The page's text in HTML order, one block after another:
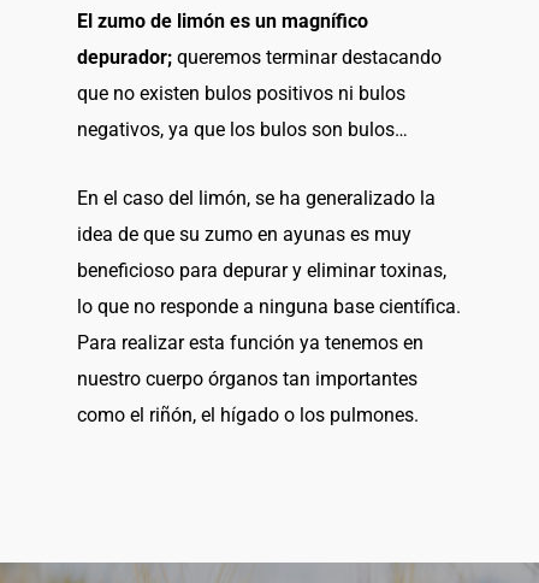
El zumo de limón es un magnífico
depurador; queremos terminar destacando
que no existen bulos positivos ni bulos
negativos, ya que los bulos son bulos…
En el caso del limón, se ha generalizado la
idea de que su zumo en ayunas es muy
beneficioso para depurar y eliminar toxinas,
lo que no responde a ninguna base científica.
Para realizar esta función ya tenemos en
nuestro cuerpo órganos tan importantes
como el riñón, el hígado o los pulmones.